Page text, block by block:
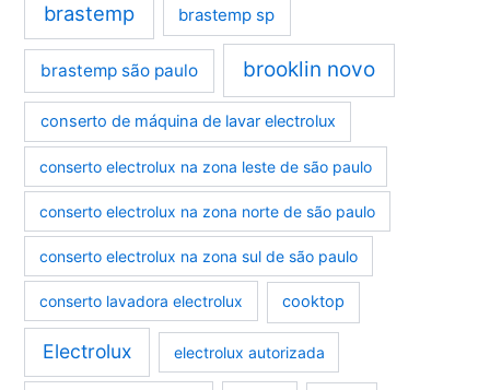
brastemp brastemp sp
brastemp são paulo brooklin novo
conserto de máquina de lavar electrolux
conserto electrolux na zona leste de são paulo
conserto electrolux na zona norte de são paulo
conserto electrolux na zona sul de são paulo
conserto lavadora electrolux cooktop
Electrolux electrolux autorizada